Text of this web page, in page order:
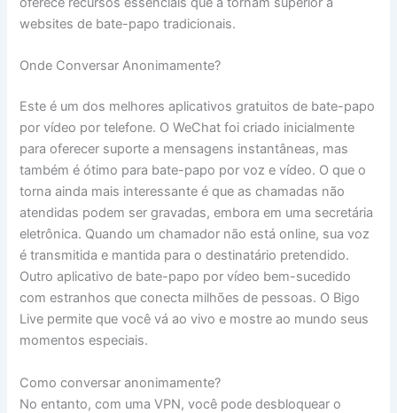
websites de bate-papo tradicionais.
Onde Conversar Anonimamente?
Este é um dos melhores aplicativos gratuitos de bate-papo
por vídeo por telefone. O WeChat foi criado inicialmente
para oferecer suporte a mensagens instantâneas, mas
também é ótimo para bate-papo por voz e vídeo. O que o
torna ainda mais interessante é que as chamadas não
atendidas podem ser gravadas, embora em uma secretária
eletrônica. Quando um chamador não está online, sua voz
é transmitida e mantida para o destinatário pretendido.
Outro aplicativo de bate-papo por vídeo bem-sucedido
com estranhos que conecta milhões de pessoas. O Bigo
Live permite que você vá ao vivo e mostre ao mundo seus
momentos especiais.
Como conversar anonimamente?
No entanto, com uma VPN, você pode desbloquear o